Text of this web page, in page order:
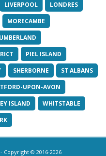
LIVERPOOL
LONDRES
MORECAMBE
PIEL ISLAND
SHERBORNE
ST ALBANS
UPON-AVON
ISLAND
WHITSTABLE
Copyright © 2016-2026